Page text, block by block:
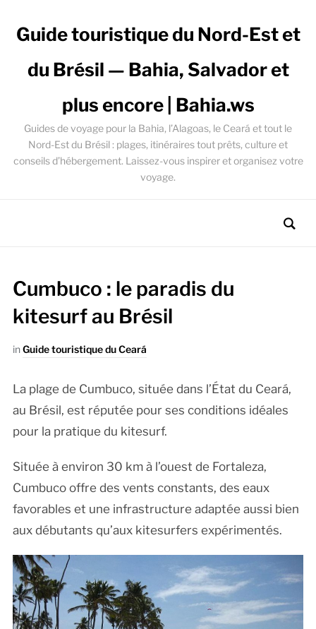
Guide touristique du Nord-Est et
du Brésil — Bahia, Salvador et
plus encore | Bahia.ws
Guides de voyage pour la Bahia, l’Alagoas, le Ceará et tout le
Nord-Est du Brésil : plages, itinéraires tout prêts, culture et
conseils d’hébergement. Laissez-vous inspirer et organisez votre
voyage.
Cumbuco : le paradis du
kitesurf au Brésil
inGuide touristique du Ceará
La plage de Cumbuco, située dans l’État du Ceará,
au Brésil, est réputée pour ses conditions idéales
pour la pratique du kitesurf.
Située à environ 30 km à l’ouest de Fortaleza,
Cumbuco offre des vents constants, des eaux
favorables et une infrastructure adaptée aussi bien
aux débutants qu’aux kitesurfers expérimentés.